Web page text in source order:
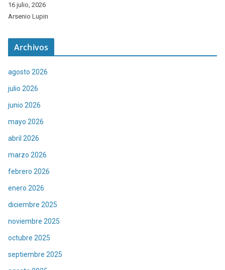
16 julio, 2026
Arsenio Lupin
Archivos
agosto 2026
julio 2026
junio 2026
mayo 2026
abril 2026
marzo 2026
febrero 2026
enero 2026
diciembre 2025
noviembre 2025
octubre 2025
septiembre 2025